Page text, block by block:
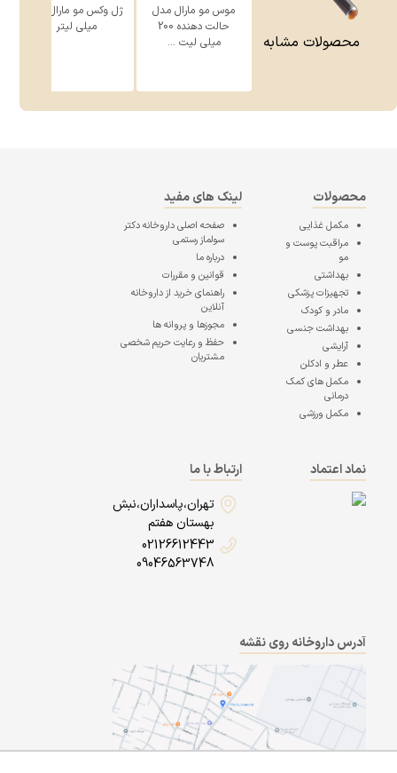
محصولات مشابه
موس مو مارال مدل
حالت دهنده 200
میلی لیت ...
میلی لیتر
محصولات
مکمل غذایی
مراقبت پوست و
مو
بهداشتی
تجهیزات پزشکی
مادر و کودک
بهداشت جنسی
آرایشی
عطر و ادکلن
مکمل های کمک
درمانی
مکمل ورزشی
لینک های مفید
صفحه اصلیداروخانه دکتر
سولماز رستمی
درباره ما
قوانین و مقررات
راهنمای خرید از داروخانه
آنلاین
مجوزها و پروانه ها
حفظ و رعایت حریم شخصی
مشتریان
نماد اعتماد
ارتباط با ما
تهران،پاسداران،نبش
بهستان هفتم
02126612443
09046563748
آدرس داروخانه روی نقشه